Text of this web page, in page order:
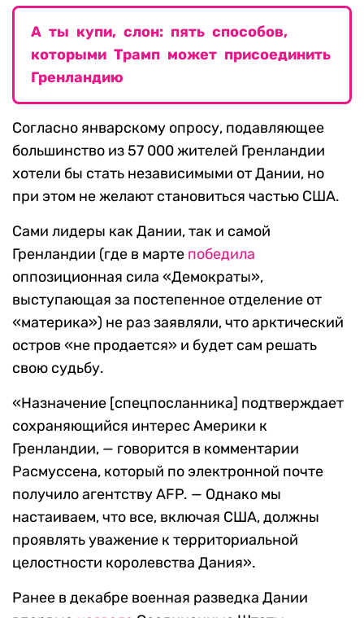
А ты купи, слон: пять способов,
которыми Трамп может присоединить
Гренландию
Согласно январскому опросу, подавляющее
большинство из 57 000 жителей Гренландии
хотели бы стать независимыми от Дании, но
при этом не желают становиться частью США.
Сами лидеры как Дании, так и самой
Гренландии (где в марте победила
оппозиционная сила «Демократы»,
выступающая за постепенное отделение от
«материка») не раз заявляли, что арктический
остров «не продается» и будет сам решать
свою судьбу.
«Назначение [спецпосланника] подтверждает
сохраняющийся интерес Америки к
Гренландии, — говорится в комментарии
Расмуссена, который по электронной почте
получило агентству AFP. — Однако мы
настаиваем, что все, включая США, должны
проявлять уважение к территориальной
целостности королевства Дания».
Ранее в декабре военная разведка Дании